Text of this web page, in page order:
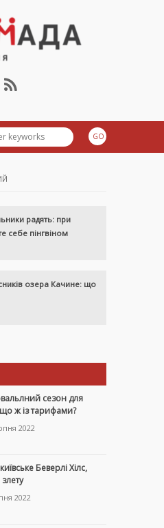
Приірпіння
радять: при
себе пінгвіном
озера Качине: що
сезон для
ж із тарифами?
2022
Беверлі Хілс,
злету
2022